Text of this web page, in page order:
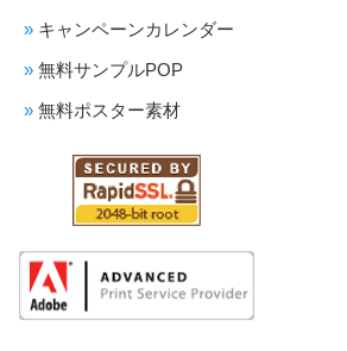
キャンペーンカレンダー
無料サンプルPOP
無料ポスター素材